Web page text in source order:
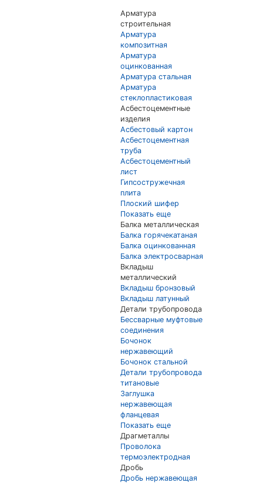
Арматура
строительная
Арматура
композитная
Арматура
оцинкованная
Арматура стальная
Арматура
стеклопластиковая
Асбестоцементные
изделия
Асбестовый картон
Асбестоцементная
труба
Асбестоцементный
лист
Гипсостружечная
плита
Плоский шифер
Показать еще
Балка металлическая
Балка горячекатаная
Балка оцинкованная
Балка электросварная
Вкладыш
металлический
Вкладыш бронзовый
Вкладыш латунный
Детали трубопровода
Бессварные муфтовые
соединения
Бочонок
нержавеющий
Бочонок стальной
Детали трубопровода
титановые
Заглушка
нержавеющая
фланцевая
Показать еще
Драгметаллы
Проволока
термоэлектродная
Дробь
Дробь нержавеющая